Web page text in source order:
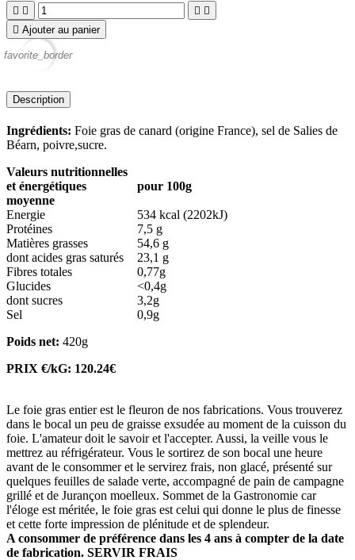
   
 Ajouter au panier
favorite_border
Description
Ingrédients: Foie gras de canard (origine France), sel de Salies de
Béarn, poivre,sucre.
Valeurs nutritionnelles
et énergétiques
moyenne
pour 100g
Energie
534 kcal (2202kJ)
Protéines
7,5 g
Matières grasses
54,6 g
dont acides gras saturés
23,1 g
Fibres totales
0,77g
Glucides
<0,4g
dont sucres
3,2g
Sel
0,9g
Poids net: 420g
PRIX €/kG: 120.24€
Le foie gras entier est le fleuron de nos fabrications. Vous trouverez
dans le bocal un peu de graisse exsudée au moment de la cuisson du
foie. L'amateur doit le savoir et l'accepter. Aussi, la veille vous le
mettrez au réfrigérateur. Vous le sortirez de son bocal une heure
avant de le consommer et le servirez frais, non glacé, présenté sur
quelques feuilles de salade verte, accompagné de pain de campagne
grillé et de Jurançon moelleux. Sommet de la Gastronomie car
l'éloge est méritée, le foie gras est celui qui donne le plus de finesse
et cette forte impression de plénitude et de splendeur.
A consommer de préférence dans les 4 ans à compter de la date
de fabrication. SERVIR FRAIS